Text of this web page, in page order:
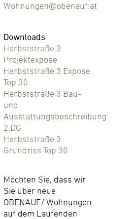
Wohnungen@obenauf.at
Downloads
Herbststraße 3
Projektexpose
Herbststraße 3 Expose
Top 30
Herbststraße 3 Bau-
und
Ausstattungsbeschreibung
2.DG
Herbststraße 3
Grundriss Top 30
Möchten Sie, dass wir
Sie über neue
OBENAUF/ Wohnungen
auf dem Laufenden